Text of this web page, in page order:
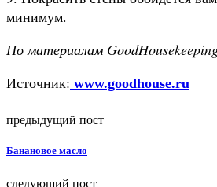
минимум.
По материалам
Источник: www.goodhouse.ru
предыдущий пост
Банановое масло
следующий пост